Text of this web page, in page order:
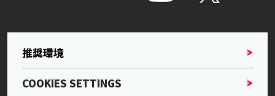
推奨環境
COOKIES SETTINGS